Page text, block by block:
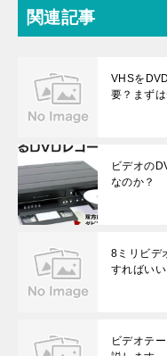
関連記事
VHSを
要？まず
ビデオの
なのか？
8ミリビデ
すればいい
ビデオテ